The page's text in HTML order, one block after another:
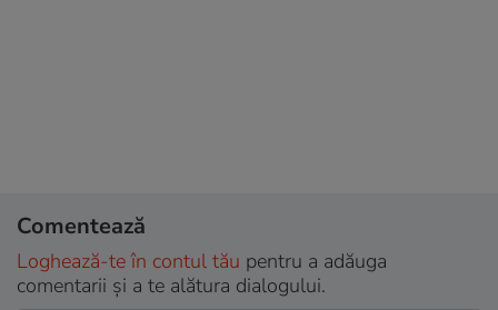
Comentează
Loghează-te în contul tău pentru a adăuga
comentarii și a te alătura dialogului.